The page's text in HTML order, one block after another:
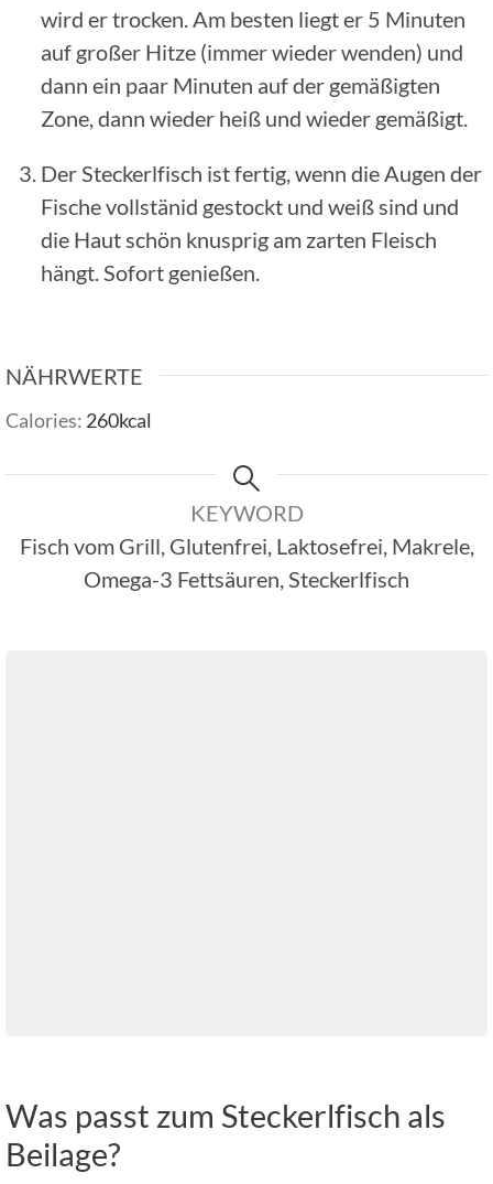
wird er trocken. Am besten liegt er 5 Minuten
auf großer Hitze (immer wieder wenden) und
dann ein paar Minuten auf der gemäßigten
Zone, dann wieder heiß und wieder gemäßigt.
Der Steckerlfisch ist fertig, wenn die Augen der
Fische vollstänid gestockt und weiß sind und
die Haut schön knusprig am zarten Fleisch
hängt. Sofort genießen.
NÄHRWERTE
Calories: 260kcal
KEYWORD
Fisch vom Grill, Glutenfrei, Laktosefrei, Makrele,
Omega-3 Fettsäuren, Steckerlfisch
Was passt zum Steckerlfisch als
Beilage?